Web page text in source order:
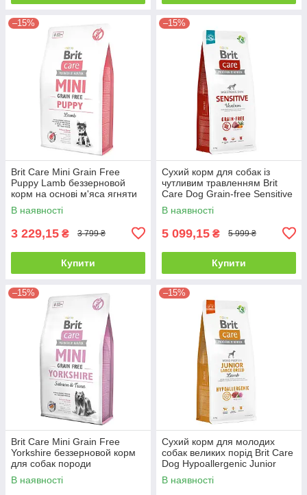
–15%
Brit Care Mini Grain Free
Puppy Lamb беззерновой
корм на основі м'яса ягняти
для цуценят мініатюрних
порід - 7кг
В наявності
3 229,15 ₴ 3 799 ₴
Купити
–15%
Сухий корм для собак із
чутливим травленням Brit
Care Dog Grain-free Sensitive
беззерновий - 12 кг
В наявності
5 099,15 ₴ 5 999 ₴
Купити
–15%
Brit Care Mini Grain Free
Yorkshire беззерновой корм
для собак породи
йоркширський тер'єр - 7 кг
В наявності
–15%
Сухий корм для молодих
собак великих порід Brit Care
Dog Hypoallergenic Junior
Large Breed - 12 кг
В наявності